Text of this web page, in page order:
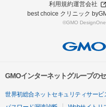
利用規約運営会社
best choice クリニック
©GMO
GMOインターネットグループの
世界初総合ネットセキュリティサービ